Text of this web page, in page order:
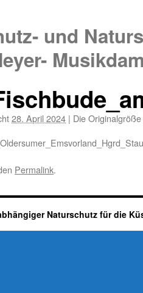
und
28. April 2024 | Die
Permalink.
Naturschutz für die